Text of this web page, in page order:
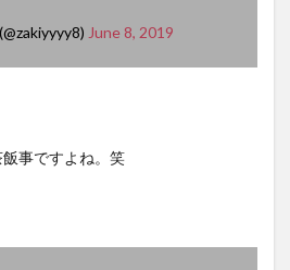
June 8, 2019
事ですよね。笑